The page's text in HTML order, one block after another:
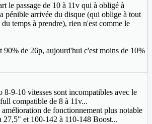
le passage de 10 à 11v qui à obligé à
pénible arrivée du disque (qui oblige à tout
temps à prendre), rien n'est comme le
90% de 26p, aujourd'hui c'est moins de 10%
8-9-10 vitesses sont incompatibles avec le
compatible de 8 à 11v...
de fonctionnement plus notable
27,5" et 100-142 à 110-148 Boost...